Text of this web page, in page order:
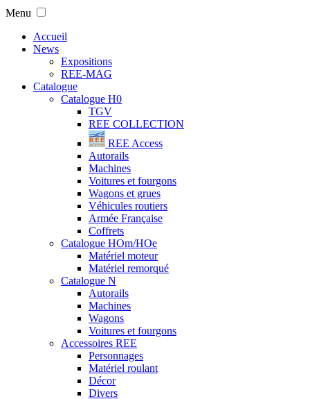
Menu
Accueil
News
Expositions
REE-MAG
Catalogue
Catalogue H0
TGV
REE COLLECTION
REE Access
Autorails
Machines
Voitures et fourgons
Wagons et grues
Véhicules routiers
Armée Française
Coffrets
Catalogue HOm/HOe
Matériel moteur
Matériel remorqué
Catalogue N
Autorails
Machines
Wagons
Voitures et fourgons
Accessoires REE
Personnages
Matériel roulant
Décor
Divers